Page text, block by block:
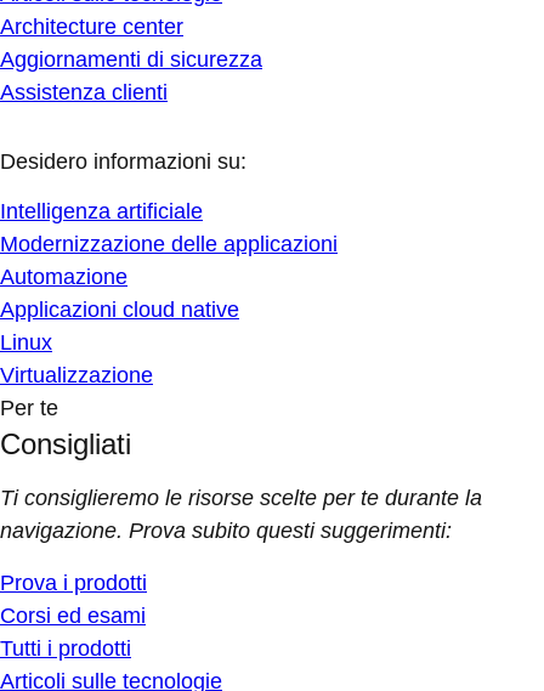
Architecture center
Aggiornamenti di sicurezza
Assistenza clienti
Desidero informazioni su:
Intelligenza artificiale
Modernizzazione delle applicazioni
Automazione
Applicazioni cloud native
Linux
Virtualizzazione
Per te
Consigliati
Ti consiglieremo le risorse scelte per te durante la
navigazione. Prova subito questi suggerimenti:
Prova i prodotti
Corsi ed esami
Tutti i prodotti
Articoli sulle tecnologie